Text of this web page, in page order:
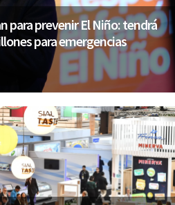
para prevenir El Niño: tendrá
para emergencias